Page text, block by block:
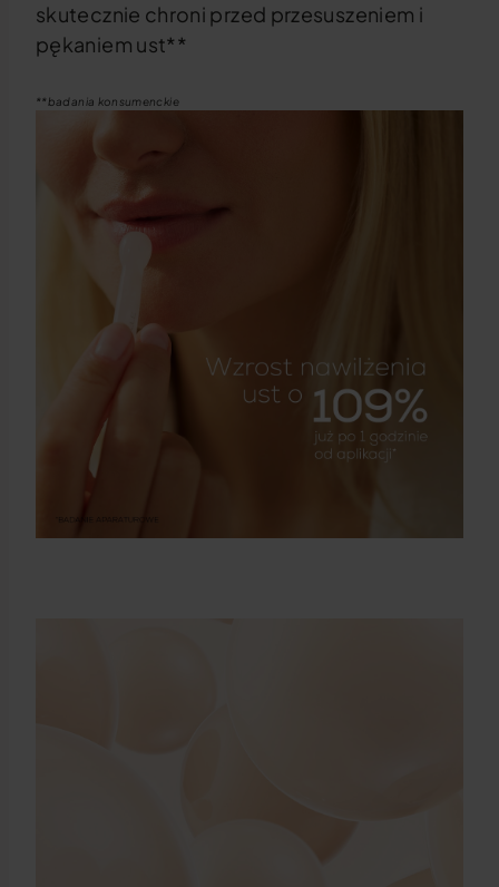
skutecznie chroni przed przesuszeniem i
pękaniem ust**
**badania konsumenckie